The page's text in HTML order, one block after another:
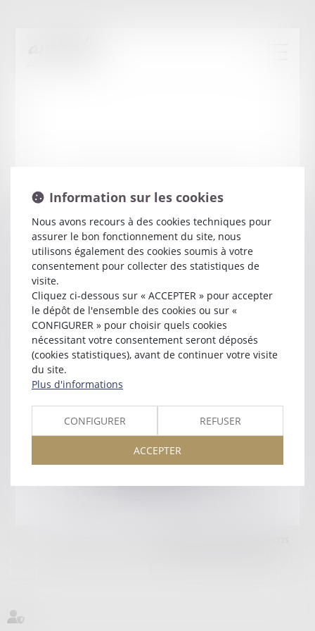
LucieMAGE
1B RUE DU RIOCHET
53200 CHATEAU GONTIER SUR MAYENN
Tél :02 43 07 34 95
Retour
HonorairesMentions légalesPlan du site
11 Place des Cinq Martyrs du Lycée Buffon, 75014 PARIS
Information sur les cookies
Nous avons recours à des cookies techniques pour
assurer le bon fonctionnement du site, nous
utilisons également des cookies soumis à votre
consentement pour collecter des statistiques de
visite.
Cliquez ci-dessous sur « ACCEPTER » pour accepter
le dépôt de l'ensemble des cookies ou sur «
CONFIGURER » pour choisir quels cookies
nécessitant votre consentement seront déposés
(cookies statistiques), avant de continuer votre visite
du site.
Plus d'informations
CONFIGURER REFUSER
ACCEPTER